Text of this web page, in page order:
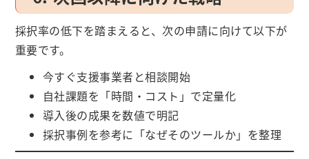
採択率の低下を踏まえると、次の申請に向けて以下が
重要です。
今すぐ支援事業者と相談開始
自社課題を「時間・コスト」で定量化
導入後の成果を数値で明記
採択事例を参考に「なぜそのツールか」を整理